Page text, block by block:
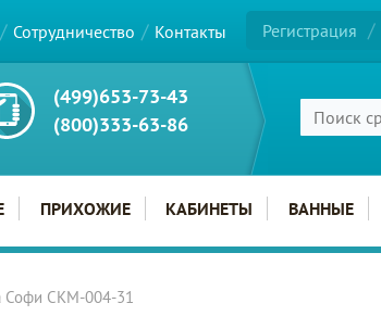
Сотрудничество Контакты Регистрация
(499)653-73-43
(800)333-63-86
ПРИХОЖИЕ КАБИНЕТЫ ВАННЫЕ
Софи СКМ-004-31